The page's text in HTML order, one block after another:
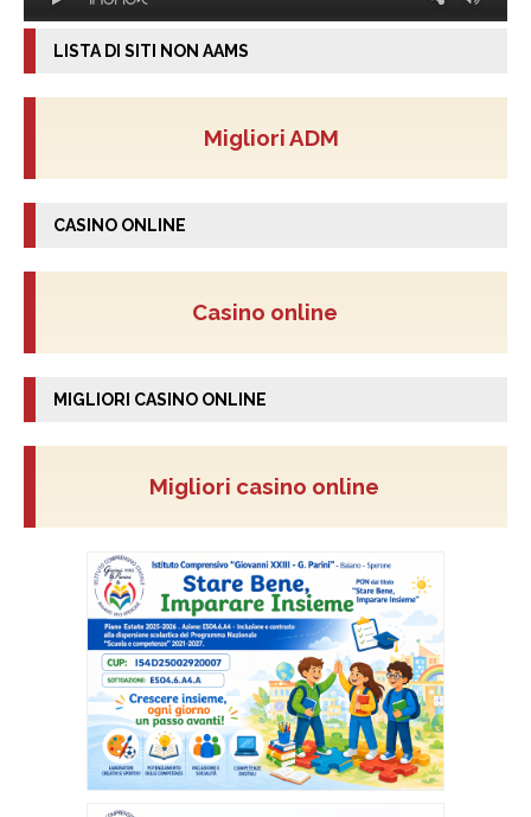
LISTA DI SITI NON AAMS
Migliori ADM
CASINO ONLINE
Casino online
MIGLIORI CASINO ONLINE
Migliori casino online